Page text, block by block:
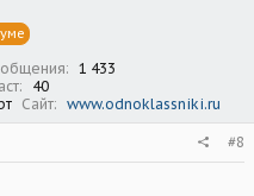
1 433
40
Сайт www.odnoklassniki.ru
#8